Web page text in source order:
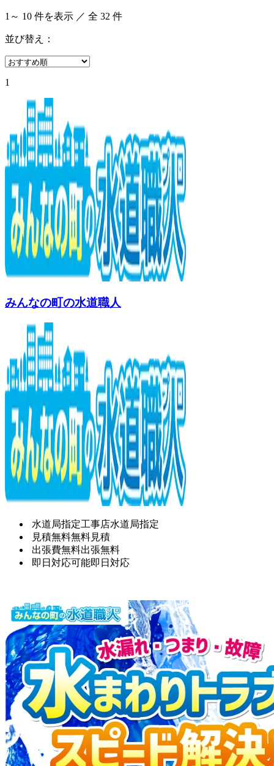
1 ～ 10 件を表示 ／ 全 32 件
並び替え：
1
みんなの町の水道職人
水道局指定工事店水道局指定
見積無料無料見積
出張費無料出張無料
即日対応可能即日対応